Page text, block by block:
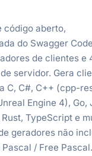
código aberto,
do Swagger
de clientes e
servidor. Gera
C, C#, C++ (cpp-
Engine 4), Go,
TypeScript e
geradores não
/ Free Pascal.